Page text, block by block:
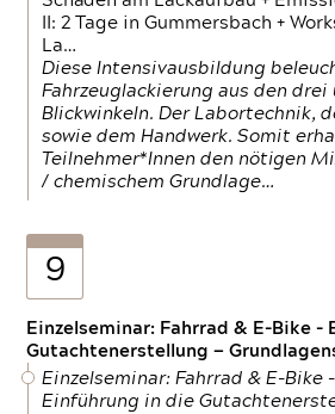
II: 2 Tage in Gummersbach +
La…
Diese Intensivausbildung
Fahrzeuglackierung aus den drei
Blickwinkeln. Der Labortechnik,
sowie dem Handwerk. Somit
Teilnehmer*Innen den nötigen
/ chemischem Grundlage…
9
Einzelseminar: Fahrrad & E-Bike -
Gutachtenerstellung —
Einzelseminar: Fahrrad & E-Bike -
Einführung in die